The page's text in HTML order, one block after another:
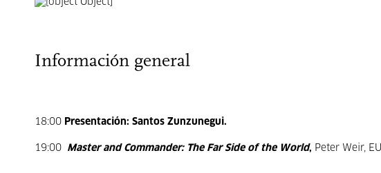
Información general
18:00 Presentación: Santos Zunzunegui.
19:00 Master and Commander: The Far Side of the World, Peter Weir,